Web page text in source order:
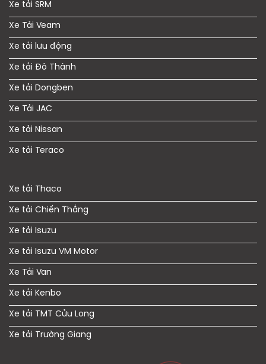
Xe tải SRM
Xe Tải Veam
Xe tải lưu động
Xe tải Đô Thành
Xe tải Dongben
Xe Tải JAC
Xe tải Nissan
Xe tải Teraco
Xe tải Thaco
Xe tải Chiến Thắng
Xe tải Isuzu
Xe tải Isuzu VM Motor
Xe Tải Van
Xe tải Kenbo
Xe tải TMT Cửu Long
Xe tải Trường Giang